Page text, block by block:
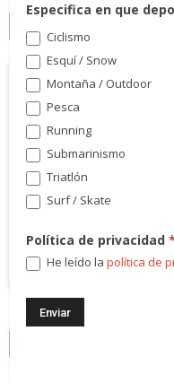
Especifica en que
Ciclismo
Esquí / Snow
Montaña / Outdoor
Pesca
Running
Submarinismo
Triatlón
Surf / Skate
Política de privacidad*
He leído lapolítica de